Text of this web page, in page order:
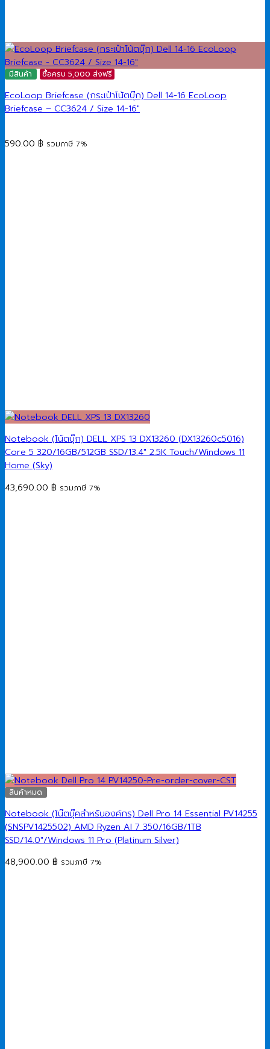
มีสินค้า ซื้อครบ 5,000 ส่งฟรี
EcoLoop Briefcase (กระเป๋าโน้ตบุ๊ก) Dell 14-16 EcoLoop
Briefcase​ – CC3624 / Size 14-16″
590.00 ฿ รวมภาษี 7%
Notebook (โน้ตบุ๊ก) DELL XPS 13 DX13260 (DX13260c5016)
Core 5 320/16GB/512GB SSD/13.4″ 2.5K Touch/Windows 11
Home (Sky)
43,690.00 ฿ รวมภาษี 7%
สินค้าหมด
Notebook (โน๊ตบุ๊คสำหรับองค์กร) Dell Pro 14 Essential PV14255
(SNSPV1425502) AMD Ryzen AI 7 350/16GB/1TB
SSD/14.0″/Windows 11 Pro (Platinum Silver)
48,900.00 ฿ รวมภาษี 7%